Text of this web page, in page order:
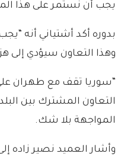
يجب أن نستمر على هذا
بدوره أكد أشتياني أنه
وهذا التعاون سيؤدي إلى
“سوريا تقف مع طهران
التعاون المشترك بين
المواجهة بلا شك.
وأشار العميد نصير زاده